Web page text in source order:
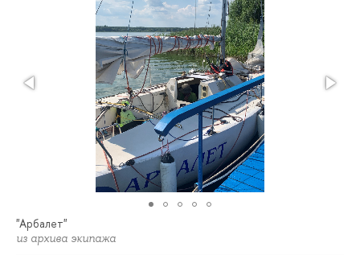
"Арбалет"
из архива экипажа